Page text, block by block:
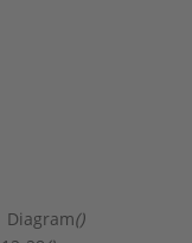
Diagram()